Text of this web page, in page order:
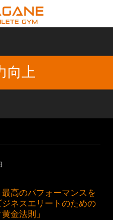
向上
ネスエリートのための
金法則」